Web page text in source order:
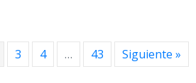
3 4 … 43 Siguiente »